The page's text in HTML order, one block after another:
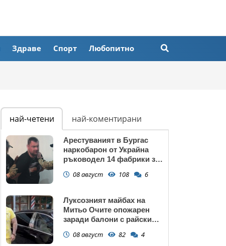
Здраве Спорт Любопитно
най-четени най-коментирани
Арестуваният в Бургас
наркобарон от Украйна
ръководел 14 фабрики за
08 август 108 6
Луксозният майбах на
Митьо Очите опожарен
заради балони с райски
08 август 82 4